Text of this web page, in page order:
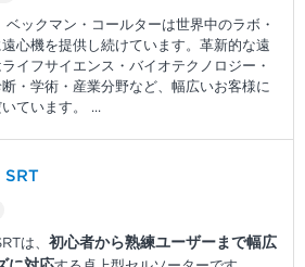
ックマン・コールターは世界中のラボ・
心機を提供し続けています。革新的な遠
イフサイエンス・バイオテクノロジー・
・学術・産業分野など、幅広いお客様に
ています。
...
は、 初心者から熟練ユーザーまで幅広